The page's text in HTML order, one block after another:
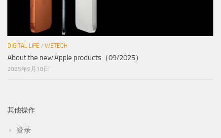
DIGITAL LIFE / WETECH
About the new Apple products（09/2025）
2025年9月10日
其他操作
登录